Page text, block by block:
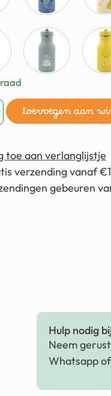
toevoegen aan
toe aan verlanglijstje
verzending vanaf
gebeuren
Hulp nodig
Neem
Whatsapp